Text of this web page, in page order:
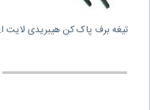
تیغه برف پاک کن هیبریدی لایت ا